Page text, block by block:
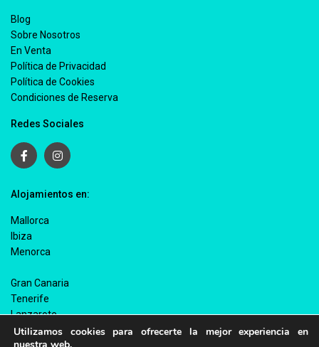
Blog
Sobre Nosotros
En Venta
Política de Privacidad
Política de Cookies
Condiciones de Reserva
Redes Sociales
Alojamientos en:
Mallorca
Ibiza
Menorca
Gran Canaria
Tenerife
Lanzarote
Fuerteventura
Utilizamos cookies para ofrecerte la mejor experiencia en